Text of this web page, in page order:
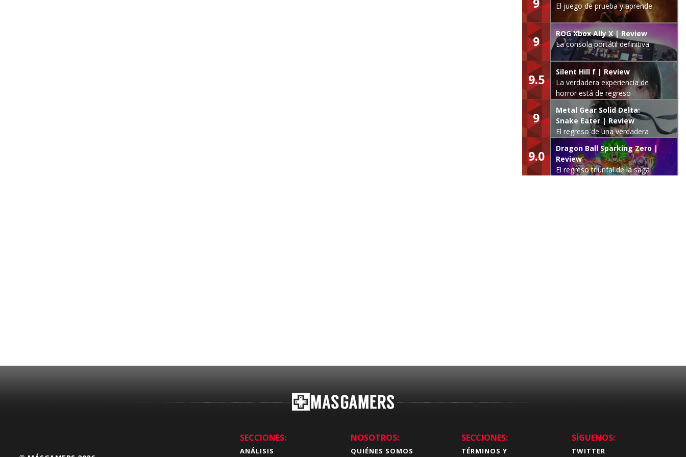
El juego de prueba y aprende
9
ROG Xbox Ally X | Review
La consola portátil definitiva
9.5
Silent Hill f | Review
La verdadera experiencia de
horror está de regreso
9
Metal Gear Solid Delta:
Snake Eater | Review
El regreso de una verdadera
leyenda
9.0
Dragon Ball Sparking Zero |
Review
El regreso triunfal de la saga
SECCIONES:
ANÁLISIS
NOSOTROS:
QUIÉNES SOMOS
SECCIONES:
TÉRMINOS Y
SÍGUENOS:
TWITTER